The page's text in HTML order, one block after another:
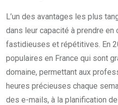
L’un des avantages les plus
dans leur capacité à prendre en
fastidieuses et répétitives. En
populaires en France qui sont
domaine, permettant aux
heures précieuses chaque
des e-mails, à la planification